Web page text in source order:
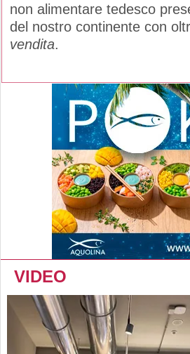
non alimentare tedesco
del nostro continente con
vendita.
VIDEO